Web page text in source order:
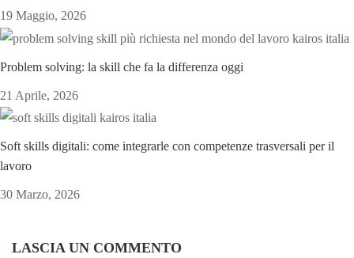
19 Maggio, 2026
Problem solving: la skill che fa la differenza oggi
21 Aprile, 2026
Soft skills digitali: come integrarle con competenze trasversali per il
lavoro
30 Marzo, 2026
LASCIA UN COMMENTO